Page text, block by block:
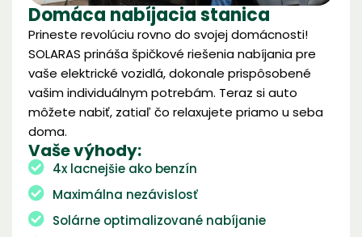
Domáca nabíjacia stanica
Prineste revolúciu rovno do svojej domácnosti!
SOLARAS prináša špičkové riešenia nabíjania pre
vaše elektrické vozidlá, dokonale prispôsobené
vašim individuálnym potrebám. Teraz si auto
môžete nabiť, zatiaľ čo relaxujete priamo u seba
doma.
Vaše výhody:
4x lacnejšie ako benzín
Maximálna nezávislosť
Solárne optimalizované nabíjanie